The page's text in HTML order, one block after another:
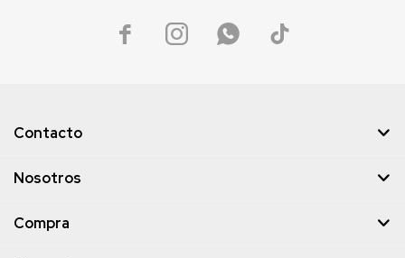
   
Contacto
Nosotros
Compra